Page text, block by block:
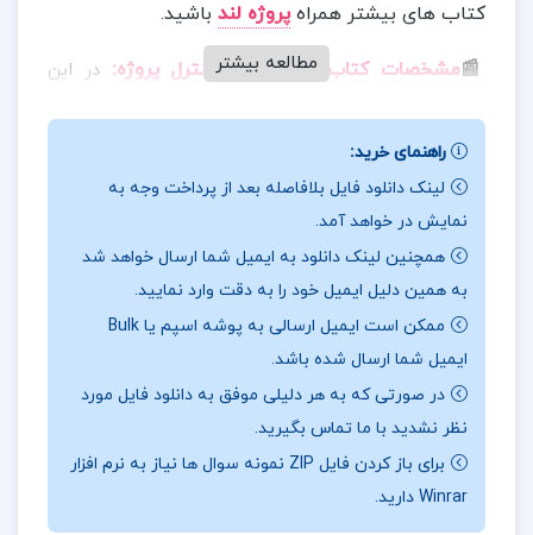
کتاب های بیشتر همراه پروژه لند باشید.
📰مشخصات کتاب مدیریت و کنترل پروژه:در این
بلکه با ارائه‌ی مثال‌های عملی و کاربردی، خواننده را با
نحوه‌ی اجرای این مفاهیم در دنیای واقعی آشنا می‌کند.
همچنین، برای دانشجویان رشته‌های مهندسی صنایع،
عمران، مدیریت پروژه و مدیریت کسب‌وکار (MBA) مفید
است و همچنین به‌عنوان یک راهنمای عملی برای مدیران
پروژه، مهندسان، و متخصصان صنعت کاربرد دارد. با
مطالعه‌ی این کتاب، خواننده می‌تواند دیدگاه جامعی
نسبت به فرآیندهای مدیریت پروژه پیدا کند و از ابزارها و
تکنیک‌های ارائه‌شده در پروژه‌های واقعی استفاده کند.
📖بخشی از کتاب مدیریت و کنترل پروژه:
مطالعه بیشتر
راهنمای خرید:
لینک دانلود فایل بلافاصله بعد از پرداخت وجه به
نمایش در خواهد آمد.
همچنین لینک دانلود به ایمیل شما ارسال خواهد شد
به همین دلیل ایمیل خود را به دقت وارد نمایید.
ممکن است ایمیل ارسالی به پوشه اسپم یا Bulk
ایمیل شما ارسال شده باشد.
در صورتی که به هر دلیلی موفق به دانلود فایل مورد
نظر نشدید با ما تماس بگیرید.
برای باز کردن فایل ZIP نمونه سوال ها نیاز به نرم افزار
Winrar دارید.